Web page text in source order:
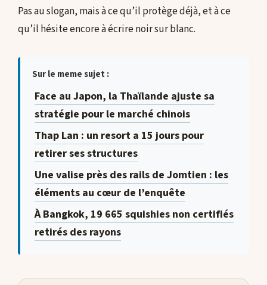
Pas au slogan, mais à ce qu’il protège déjà, et à ce
qu’il hésite encore à écrire noir sur blanc.
Sur le meme sujet :
Face au Japon, la Thaïlande ajuste sa
stratégie pour le marché chinois
Thap Lan : un resort a 15 jours pour
retirer ses structures
Une valise près des rails de Jomtien : les
éléments au cœur de l’enquête
À Bangkok, 19 665 squishies non certifiés
retirés des rayons